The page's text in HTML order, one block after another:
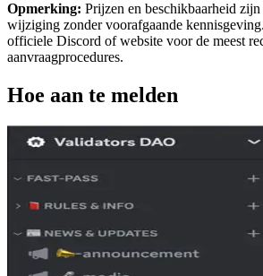
Opmerking: Prijzen en beschikbaarheid
wijziging zonder voorafgaande
officiele Discord of website voor de meest
aanvraagprocedures.
Hoe aan te melden